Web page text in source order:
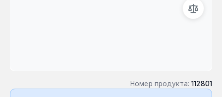
Номер продукта: 112801